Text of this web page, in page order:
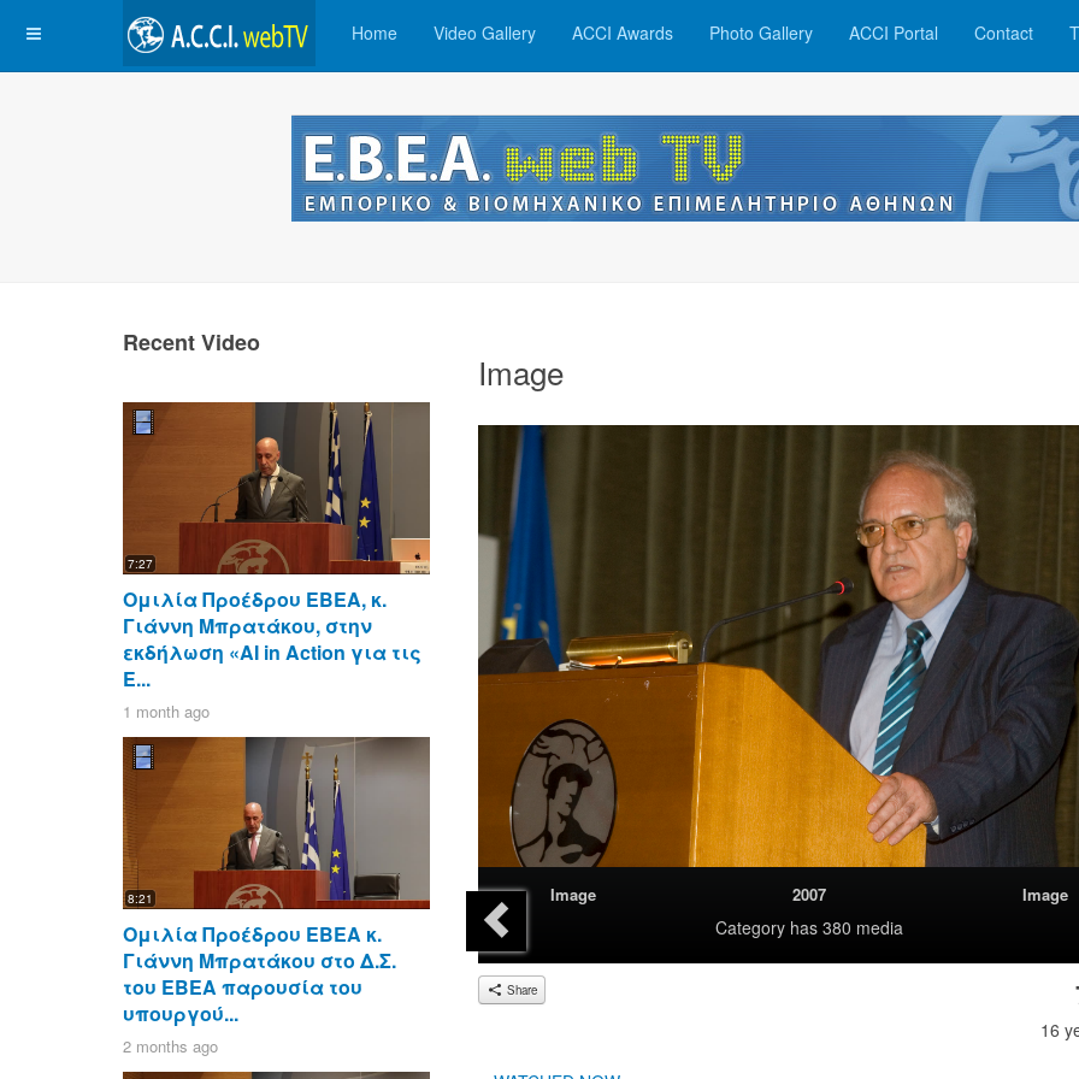
Home Video Gallery ACCI Awards Photo Gallery ACCI Portal Contact
Image
Image 2007
Categoryhas 380 media
Image
Share
16
Recent Video
7:27
Ομιλία Προέδρου ΕΒΕΑ, κ.
Γιάννη Μπρατάκου, στην
εκδήλωση «AI in Action για τις
Ε...
1 month ago
8:21
Ομιλία Προέδρου ΕΒΕΑ κ.
Γιάννη Μπρατάκου στο Δ.Σ.
του ΕΒΕΑ παρουσία του
υπουργού...
2 months ago